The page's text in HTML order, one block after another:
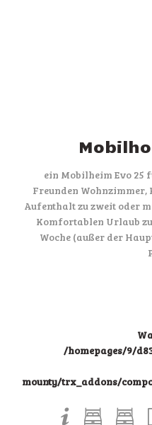
ein Mobilheim Evo 25
Freunden Wohnzimmer,
Aufenthalt zu zweit oder
Komfortablen Urlaub
Woche (außer der
/homepages/9/
mounty/trx_addons/